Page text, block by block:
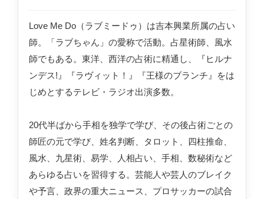
Love Me Do（ラブミードゥ）は吉本興業所属の占い
師。「ラブちゃん」の愛称で活動。占星術師、風水
師でもある。東洋、西洋の占術に精通し、『ヒルナ
ンデス!』『ラヴィット！』『王様のブランチ』をは
じめとするテレビ・ラジオ出演多数。
20代半ばから手相を独学で学び、その後占術ごとの
師匠の元で学び、姓名判断、タロット、四柱推命、
風水、九星術、易学、人相占い、手相、数秘術など
あらゆる占いを習得する。芸能人や芸人のブレイク
や予言、政界の重大ニュース、プロサッカーの試合